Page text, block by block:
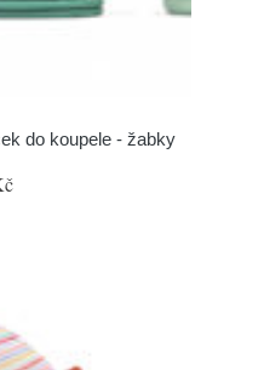
do koupele - žabky